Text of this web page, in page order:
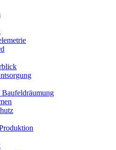
Baufeldräumung